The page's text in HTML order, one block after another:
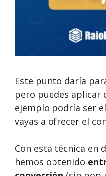
Este punto daría
pero puedes aplicar
ejemplo podría ser
vayas a ofrecer el
Con esta técnica en
hemos obtenido